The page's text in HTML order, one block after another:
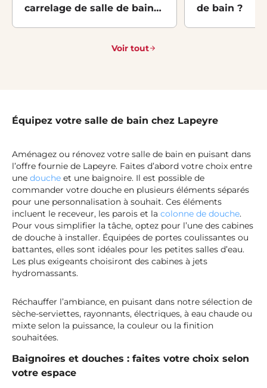
carrelage de salle de bains :
de bain ?
Voir tout
Équipez votre salle de bain chez Lapeyre
Aménagez ou rénovez votre salle de bain en puisant dans
l’offre fournie de Lapeyre. Faites d’abord votre choix entre
une douche et une baignoire. Il est possible de
commander votre douche en plusieurs éléments séparés
pour une personnalisation à souhait. Ces éléments
incluent le receveur, les parois et la colonne de douche.
Pour vous simplifier la tâche, optez pour l’une des cabines
de douche à installer. Équipées de portes coulissantes ou
battantes, elles sont idéales pour les petites salles d’eau.
Les plus exigeants choisiront des cabines à jets
hydromassants.
Réchauffer l’ambiance, en puisant dans notre sélection de
sèche-serviettes, rayonnants, électriques, à eau chaude ou
mixte selon la puissance, la couleur ou la finition
souhaitées.
Baignoires et douches : faites votre choix selon
votre espace